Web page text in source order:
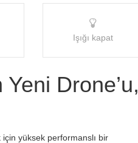
Işığı kapat
Drone’u,
yüksek performanslı bir